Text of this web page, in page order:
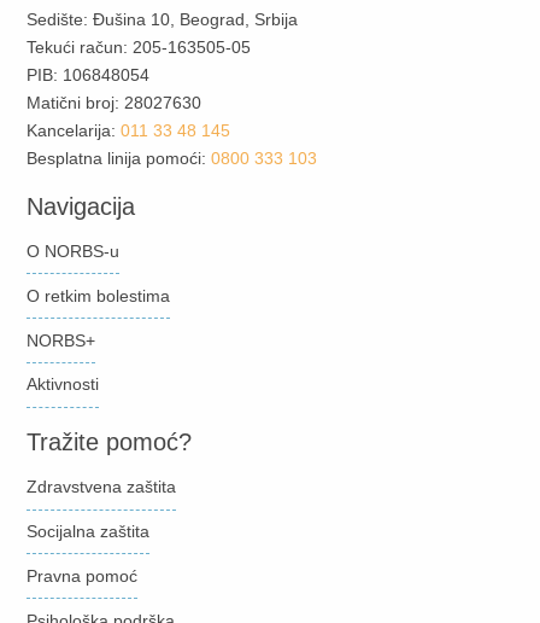
Sedište: Đušina 10, Beograd, Srbija
Tekući račun: 205-163505-05
PIB: 106848054
Matični broj: 28027630
Kancelarija: 011 33 48 145
Besplatna linija pomoći: 0800 333 103
Navigacija
O NORBS-u
O retkim bolestima
NORBS+
Aktivnosti
Tražite pomoć?
Zdravstvena zaštita
Socijalna zaštita
Pravna pomoć